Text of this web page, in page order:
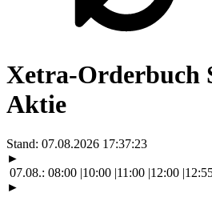
Xetra-Orderbuch
Aktie
Stand: 07.08.2026 17:37:23
►
07.08.: 08:00 |10:00 |11:00 |12:00 |
►